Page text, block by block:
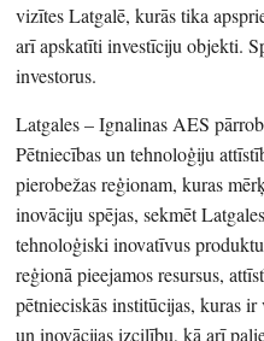
vizītes Latgalē, kurās tika
arī apskatīti investīciju objekti.
investorus.
Latgales – Ignalinas AES
Pētniecības un tehnoloģiju
pierobežas reģionam, kuras
inovāciju spējas, sekmēt
tehnoloģiski inovatīvus
reģionā pieejamos resursus,
pētnieciskās institūcijas, kuras
un inovācijas izcilību, kā arī